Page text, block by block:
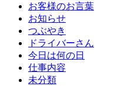
お客様のお言葉
お知らせ
つぶやき
ドライバーさん
今日は何の日
仕事内容
未分類